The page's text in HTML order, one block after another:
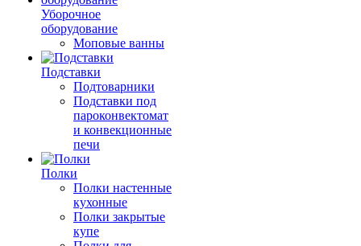
Уборочное
оборудование
Моповые ванны
Подставки
Подтоварники
Подставки под
пароконвектомат
и конвекционные
печи
Полки
Полки настенные
кухонные
Полки закрытые
купе